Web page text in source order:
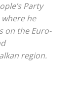
Party
where he
on the Euro-
region.